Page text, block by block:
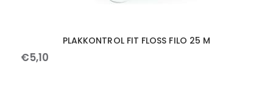
PLAKKONTROL FIT FLOSS FILO 25 M
€5,10